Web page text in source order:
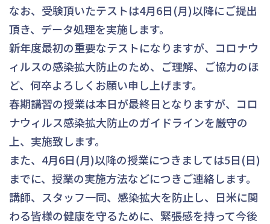
なお、受験頂いたテストは4月6日(月)以降にご提出
頂き、データ処理を実施します。
新年度最初の重要なテストになりますが、コロナウ
ィルスの感染拡大防止のため、ご理解、ご協力のほ
ど、何卒よろしくお願い申し上げます。
春期講習の授業は本日が最終日となりますが、コロ
ナウィルス感染拡大防止のガイドラインを厳守の
上、実施致します。
また、4月6日(月)以降の授業につきましては5日(日)
までに、授業の実施方法などにつきご連絡します。
講師、スタッフ一同、感染拡大を防止し、日米に関
わる皆様の健康を守るために、緊張感を持って今後